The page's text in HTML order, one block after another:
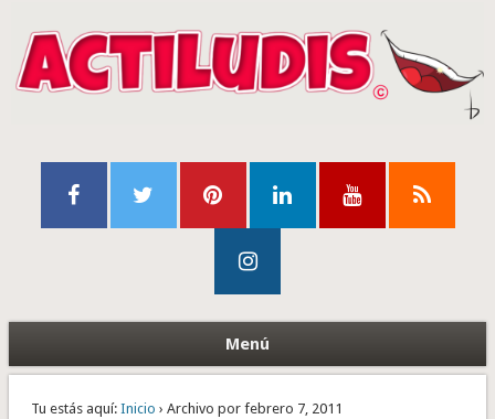
Menú
Tu estás aquí: Inicio › Archivo por febrero 7, 2011